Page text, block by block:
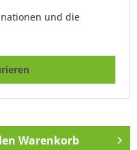
und die
Warenkorb